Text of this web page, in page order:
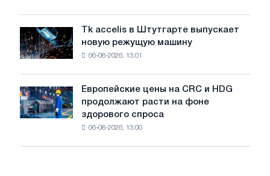
Великой
Отечественной
войны
несмотря
на
летнее
замедление
роста
цен
Tk
accelis
в
новую
режущую
машину
Tk accelis в Штутгарте выпускает
новую режущую машину
06-08-2026, 13:01
Европейские
цены
на
Европейские цены на CRC и HDG
продолжают расти на фоне
здорового спроса
06-08-2026, 13:00